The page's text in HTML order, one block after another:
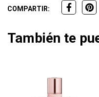
COMPARTIR:
También te